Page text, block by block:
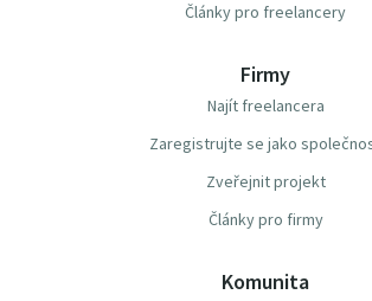
Články pro freelancery
Firmy
Najít freelancera
Zaregistrujte se jako
Zveřejnit projekt
Články pro firmy
Komunita